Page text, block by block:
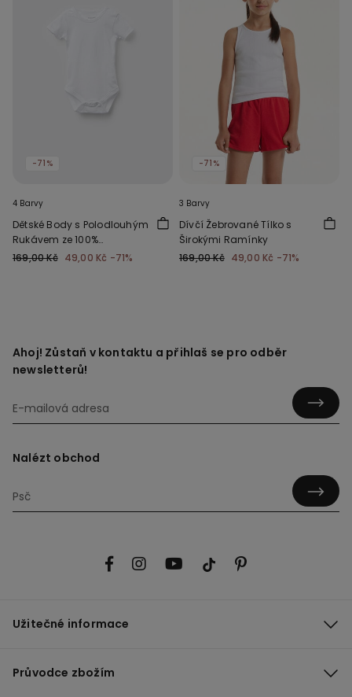
-71%
4 Barvy
Dětské Body s Polodlouhým
Rukávem ze 100%
Jednobarevné Bavlny
169,00 Kč 49,00 Kč -71%
-71%
3 Barvy
Dívčí Žebrované Tílko s
Širokými Ramínky
169,00 Kč 49,00 Kč -71%
Ahoj! Zůstaň v kontaktu a přihlaš se pro odběr
newsletterů!
Nalézt obchod
Užitečné informace
Průvodce zbožím